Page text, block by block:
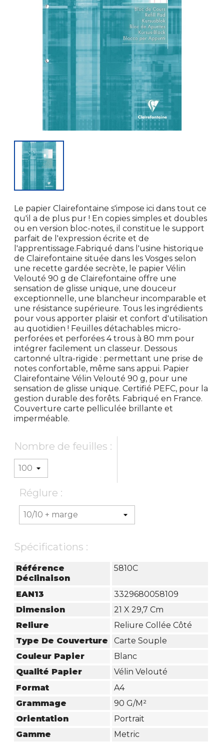
Le papier Clairefontaine s'impose ici dans tout ce
qu'il a de plus pur ! En copies simples et doubles
ou en version bloc-notes, il constitue le support
parfait de l'expression écrite et de
l'apprentissage.Fabriqué dans l'usine historique
de Clairefontaine située dans les Vosges selon
une recette gardée secrète, le papier Vélin
Velouté 90 g de Clairefontaine offre une
sensation de glisse unique, une douceur
exceptionnelle, une blancheur incomparable et
une résistance supérieure. Tous les ingrédients
pour vous apporter plaisir et confort d'utilisation
au quotidien ! Feuilles détachables micro-
perforées et perforées 4 trous à 80 mm pour
intégrer facilement un classeur. Dessous
cartonné ultra-rigide : permettant une prise de
notes confortable, même sans appui. Papier
Clairefontaine Vélin Velouté 90 g, pour une
sensation de glisse unique. Certifié PEFC, pour la
gestion durable des forêts. Fabriqué en France.
Couverture carte pelliculée brillante et
imperméable.
Nombre de feuilles :
Réglure :
Spécifications :
Référence
Déclinaison
5810C
EAN13
3329680058109
Dimension
21 X 29,7 Cm
Reliure
Reliure Collée Côté
Type De Couverture
Carte Souple
Couleur Papier
Blanc
Qualité Papier
Vélin Velouté
Format
A4
Grammage
90 G/m²
Orientation
Portrait
Gamme
Metric